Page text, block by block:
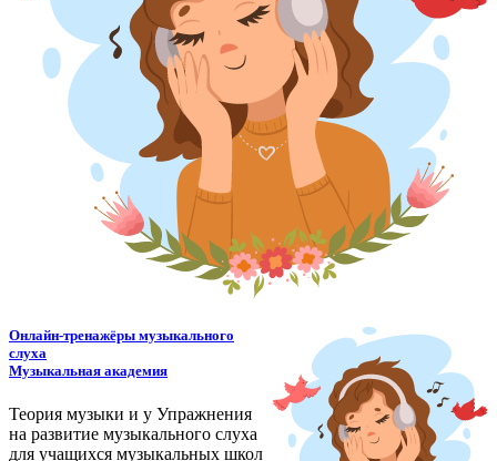
Онлайн-тренажёры музыкального
слуха
Музыкальная академия
Теория музыки и у Упражнения
на развитие музыкального слуха
для учащихся музыкальных школ